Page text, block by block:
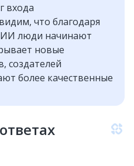
входа
что благодаря
ИИ люди начинают
новые
создателей
более качественные